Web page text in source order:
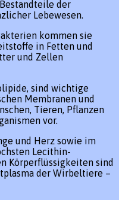
der
Lebewesen.
kommen sie
in Fetten und
und Zellen
sind wichtige
Membranen und
Tieren, Pflanzen
vor.
und Herz sowie im
Lecithin-
Körperflüssigkeiten sind
der Wirbeltiere –